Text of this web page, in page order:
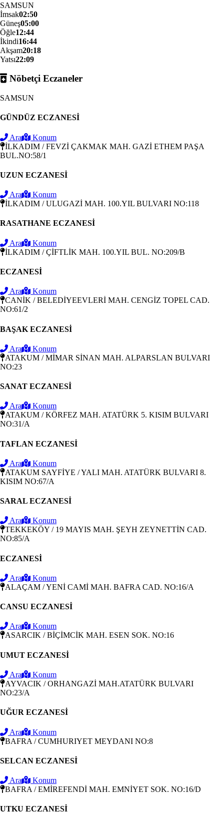
SAMSUN
İmsak02:50
Güneş05:00
Öğle12:44
İkindi16:44
Akşam20:18
Yatsı22:09
Nöbetçi Eczaneler
SAMSUN
GÜNDÜZ ECZANESİ
Ara
Konum
İLKADIM / FEVZİ ÇAKMAK MAH. GAZİ ETHEM PAŞA
BUL.NO:58/1
UZUN ECZANESİ
Ara
Konum
İLKADIM / ULUGAZİ MAH. 100.YIL BULVARI NO:118
RASATHANE ECZANESİ
Ara
Konum
İLKADIM / ÇİFTLİK MAH. 100.YIL BUL. NO:209/B
ECZANESİ
Ara
Konum
CANİK / BELEDİYEEVLERİ MAH. CENGİZ TOPEL CAD.
NO:61/2
BAŞAK ECZANESİ
Ara
Konum
ATAKUM / MİMAR SİNAN MAH. ALPARSLAN BULVARI
NO:23
SANAT ECZANESİ
Ara
Konum
ATAKUM / KÖRFEZ MAH. ATATÜRK 5. KISIM BULVARI
NO:31/A
TAFLAN ECZANESİ
Ara
Konum
ATAKUM SAYFİYE / YALI MAH. ATATÜRK BULVARI 8.
KISIM NO:67/A
SARAL ECZANESİ
Ara
Konum
TEKKEKÖY / 19 MAYIS MAH. ŞEYH ZEYNETTİN CAD.
NO:85/A
ECZANESİ
Ara
Konum
ALAÇAM / YENİ CAMİ MAH. BAFRA CAD. NO:16/A
CANSU ECZANESİ
Ara
Konum
ASARCIK / BİÇİMCİK MAH. ESEN SOK. NO:16
UMUT ECZANESİ
Ara
Konum
AYVACIK / ORHANGAZİ MAH.ATATÜRK BULVARI
NO:23/A
UĞUR ECZANESİ
Ara
Konum
BAFRA / CUMHURIYET MEYDANI NO:8
SELCAN ECZANESİ
Ara
Konum
BAFRA / EMİREFENDİ MAH. EMNİYET SOK. NO:16/D
UTKU ECZANESİ